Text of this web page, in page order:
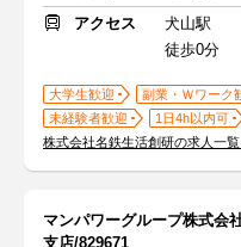
アクセス
犬山駅
徒歩0分
大学生歓迎 副業・Ｗワーク
未経験者歓迎
1日4h以内可
株式会社名鉄生活創研の求人一
マンパワーグループ株式
支店/829671